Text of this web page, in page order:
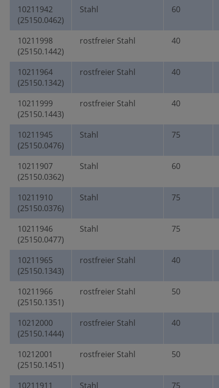
10211942
(25150.0462)
Stahl 60
10211998
(25150.1442)
rostfreier Stahl 40
10211964
(25150.1342)
rostfreier Stahl 40
10211999
(25150.1443)
rostfreier Stahl 40
10211945
(25150.0476)
Stahl 75
10211907
(25150.0362)
Stahl 60
10211910
(25150.0376)
Stahl 75
10211946
(25150.0477)
Stahl 75
10211965
(25150.1343)
rostfreier Stahl 40
10211966
(25150.1351)
rostfreier Stahl 50
10212000
(25150.1444)
rostfreier Stahl 40
10212001
(25150.1451)
rostfreier Stahl 50
10211911 Stahl 75